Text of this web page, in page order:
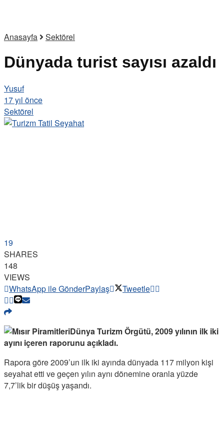
Anasayfa Sektörel
Dünyada turist sayısı azaldı
Yusuf
17 yıl önce
Sektörel
19
SHARES
148
VIEWS
WhatsApp ile GönderPaylaş Tweetle
Dünya Turizm Örgütü, 2009 yılının ilk iki
ayını içeren raporunu açıkladı.
Rapora göre 2009’un ilk iki ayında dünyada 117 milyon kişi
seyahat etti ve geçen yılın aynı dönemine oranla yüzde
7,7’lik bir düşüş yaşandı.